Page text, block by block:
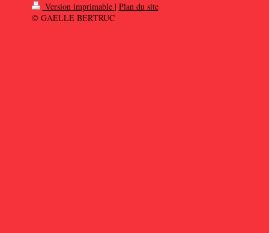
Version imprimable | Plan du site
© GAELLE BERTRUC